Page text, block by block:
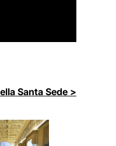
Santa Sede >